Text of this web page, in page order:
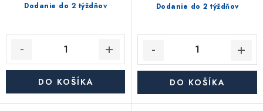
Dodanie do 2 týždňov
DO KOŠÍKA
Dodanie do 2 týždňov
DO KOŠÍKA